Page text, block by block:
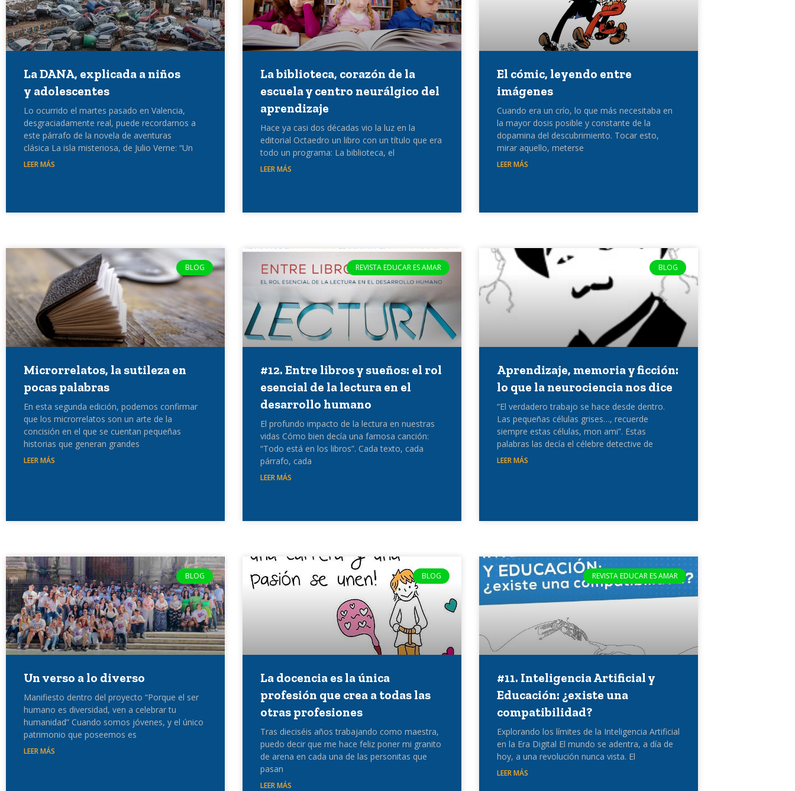
La DANA, explicada a niños
y adolescentes
Lo ocurrido el martes pasado en Valencia,
desgraciadamente real, puede recordarnos a
este párrafo de la novela de aventuras
clásica La isla misteriosa, de Julio Verne: “Un
LEER MÁS
La biblioteca, corazón de la
escuela y centro neurálgico del
aprendizaje
Hace ya casi dos décadas vio la luz en la
editorial Octaedro un libro con un título que era
todo un programa: La biblioteca, el
LEER MÁS
El cómic, leyendo entre
imágenes
Cuando era un crío, lo que más necesitaba en
la mayor dosis posible y constante de la
dopamina del descubrimiento. Tocar esto,
mirar aquello, meterse
LEER MÁS
BLOG
Microrrelatos, la sutileza en
pocas palabras
En esta segunda edición, podemos confirmar
que los microrrelatos son un arte de la
concisión en el que se cuentan pequeñas
historias que generan grandes
LEER MÁS
REVISTA EDUCAR ES AMAR
#12. Entre libros y sueños: el rol
esencial de la lectura en el
desarrollo humano
El profundo impacto de la lectura en nuestras
vidas Cómo bien decía una famosa canción:
“Todo está en los libros”. Cada texto, cada
párrafo, cada
LEER MÁS
BLOG
Aprendizaje, memoria y ficción:
lo que la neurociencia nos dice
“El verdadero trabajo se hace desde dentro.
Las pequeñas células grises…, recuerde
siempre estas células, mon ami”. Estas
palabras las decía el célebre detective de
LEER MÁS
BLOG
Un verso a lo diverso
Manifiesto dentro del proyecto “Porque el ser
humano es diversidad, ven a celebrar tu
humanidad” Cuando somos jóvenes, y el único
patrimonio que poseemos es
LEER MÁS
BLOG
La docencia es la única
profesión que crea a todas las
otras profesiones
Tras dieciséis años trabajando como maestra,
puedo decir que me hace feliz poner mi granito
de arena en cada una de las personitas que
pasan
LEER MÁS
REVISTA EDUCAR ES AMAR
#11. Inteligencia Artificial y
Educación: ¿existe una
compatibilidad?
Explorando los límites de la Inteligencia Artificial
en la Era Digital El mundo se adentra, a día de
hoy, a una revolución nunca vista. El
LEER MÁS